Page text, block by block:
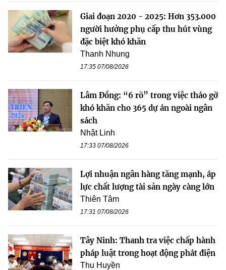
Giai đoạn 2020 - 2025: Hơn 353.000
người hưởng phụ cấp thu hút vùng
đặc biệt khó khăn
Thanh Nhung
17:35 07/08/2026
Lâm Đồng: “6 rõ” trong việc tháo gỡ
khó khăn cho 365 dự án ngoài ngân
sách
Nhật Linh
17:33 07/08/2026
Lợi nhuận ngân hàng tăng mạnh, áp
lực chất lượng tài sản ngày càng lớn
Thiên Tâm
17:31 07/08/2026
Tây Ninh: Thanh tra việc chấp hành
pháp luật trong hoạt động phát điện
Thu Huyền